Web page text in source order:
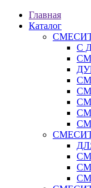
Главная
Каталог
С